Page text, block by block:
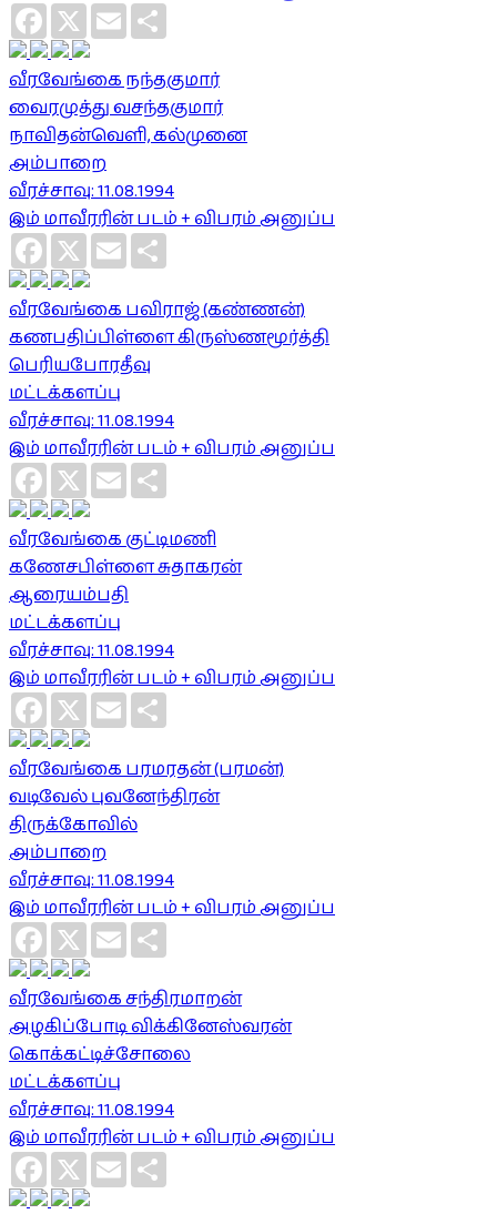
Facebook
X Email
வீரவேங்கை நந்தகுமார்
வைரமுத்து வசந்தகுமார்
நாவிதன்வெளி, கல்முனை
அம்பாறை
வீரச்சாவு: 11.08.1994
இம் மாவீரரின் படம் + விபரம் அனுப்ப
Facebook
X Email
வீரவேங்கை பவிராஜ் (கண்ணன்)
கணபதிப்பிள்ளை கிருஸ்ணமூர்த்தி
பெரியபோரதீவு
மட்டக்களப்பு
வீரச்சாவு: 11.08.1994
இம் மாவீரரின் படம் + விபரம் அனுப்ப
Facebook
X Email
வீரவேங்கை குட்டிமணி
கணேசபிள்ளை சுதாகரன்
ஆரையம்பதி
மட்டக்களப்பு
வீரச்சாவு: 11.08.1994
இம் மாவீரரின் படம் + விபரம் அனுப்ப
Facebook
X Email
வீரவேங்கை பரமரதன் (பரமன்)
வடிவேல் புவனேந்திரன்
திருக்கோவில்
அம்பாறை
வீரச்சாவு: 11.08.1994
இம் மாவீரரின் படம் + விபரம் அனுப்ப
Facebook
X Email
வீரவேங்கை சந்திரமாறன்
அழகிப்போடி விக்கினேஸ்வரன்
கொக்கட்டிச்சோலை
மட்டக்களப்பு
வீரச்சாவு: 11.08.1994
இம் மாவீரரின் படம் + விபரம் அனுப்ப
Facebook
X Email